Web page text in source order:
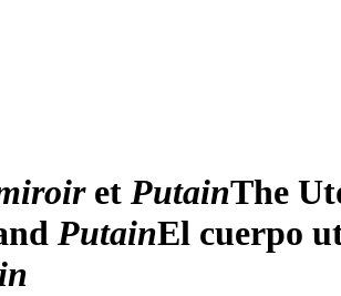
et PutainThe
PutainEl cuerpo